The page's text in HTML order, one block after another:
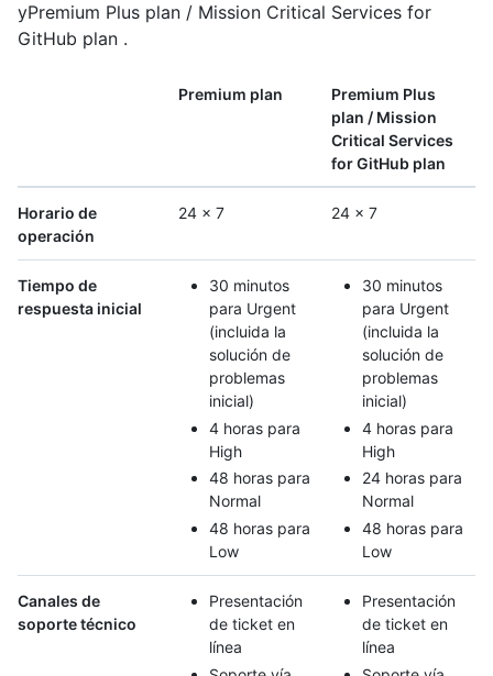
yPremium Plus plan / Mission Critical Services for
GitHub plan .
Premium plan
Premium Plus
plan / Mission
Critical Services
for GitHub plan
Horario de
operación
24 x 7 24 x 7
Tiempo de
respuesta inicial
30 minutos
para Urgent
(incluida la
solución de
problemas
inicial)
4 horas para
High
48 horas para
Normal
48 horas para
Low
30 minutos
para Urgent
(incluida la
solución de
problemas
inicial)
4 horas para
High
24 horas para
Normal
48 horas para
Low
Canales de
soporte técnico
Presentación
de ticket en
línea
Presentación
de ticket en
línea